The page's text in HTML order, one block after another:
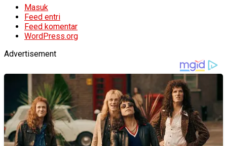
Masuk
Feed entri
Feed komentar
WordPress.org
Advertisement